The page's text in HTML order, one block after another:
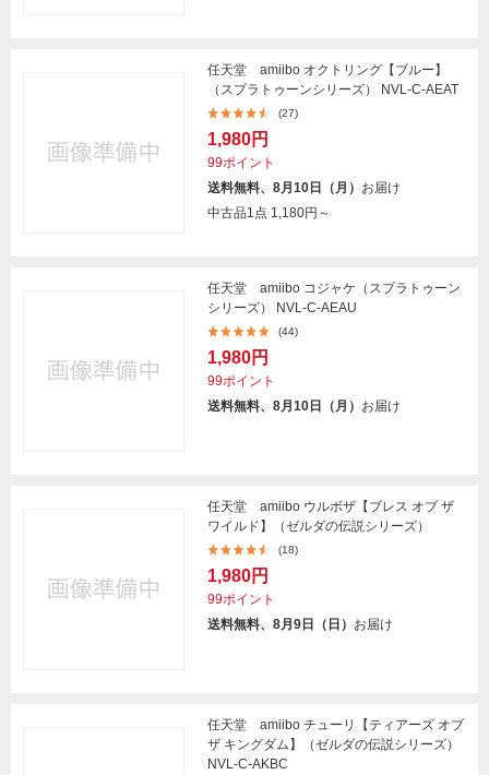
任天堂 amiibo オクトリング【ブルー】
（スプラトゥーンシリーズ） NVL-C-AEAT
(27)
1,980円
99ポイント
送料無料、8月10日（月） お届け
中古品1点 1,180円～
任天堂 amiibo コジャケ（スプラトゥーン
シリーズ） NVL-C-AEAU
(44)
1,980円
99ポイント
送料無料、8月10日（月） お届け
任天堂 amiibo ウルボザ【ブレス オブ ザ
ワイルド】（ゼルダの伝説シリーズ）
(18)
1,980円
99ポイント
送料無料、8月9日（日） お届け
任天堂 amiibo チューリ【ティアーズ オブ
ザ キングダム】（ゼルダの伝説シリーズ）
NVL-C-AKBC